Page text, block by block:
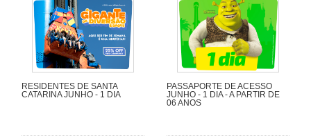
RESIDENTES DE SANTA
CATARINA JUNHO - 1 DIA
PASSAPORTE DE ACESSO
JUNHO - 1 DIA - A PARTIR DE
06 ANOS